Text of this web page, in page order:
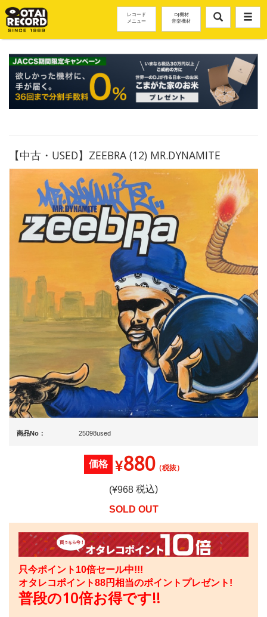
レコード
メニュー
DJ機材
音楽機材
【中古・USED】ZEEBRA (12) MR.DYNAMITE
商品No： 25098used
価格 ¥880（税抜）
(¥968 税込)
SOLD OUT
只今ポイント10倍セール中!!!
オタレコポイント88円相当のポイントプレゼント!
普段の10倍お得です!!